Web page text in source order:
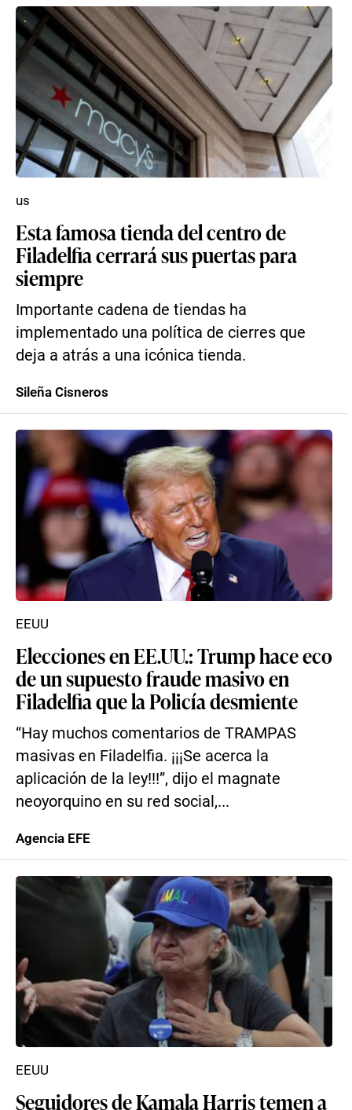
Esta famosa tienda del centro de
Filadelfia cerrará sus puertas para
siempre
Importante cadena de tiendas ha
implementado una política de cierres que
deja a atrás a una icónica tienda.
us
Sileña Cisneros
Elecciones en EE.UU.: Trump hace eco
de un supuesto fraude masivo en
Filadelfia que la Policía desmiente
“Hay muchos comentarios de TRAMPAS
masivas en Filadelfia. ¡¡¡Se acerca la
aplicación de la ley!!!”, dijo el magnate
neoyorquino en su red social,...
EEUU
Agencia EFE
Seguidores de Kamala Harris temen a
EEUU